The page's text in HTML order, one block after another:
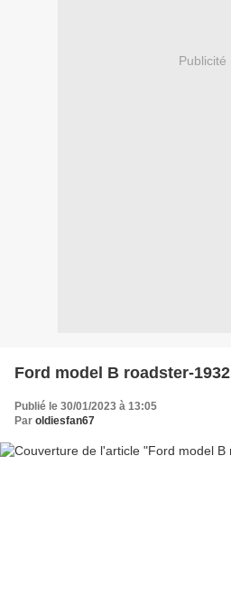
Publicité
Ford model B roadster-1932
Publié le 30/01/2023 à 13:05
Par oldiesfan67